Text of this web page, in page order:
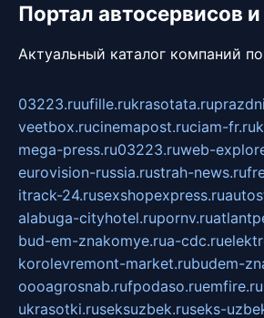
Портал автосервисов
Актуальный каталог компаний
03223.ruufille.rukrasotata.ru
veetbox.rucinemapost.ruciam-fr.ru
mega-press.ru03223.ruweb-
eurovision-russia.rustrah-news.ru
itrack-24.rusexshopexpress.ru
alabuga-cityhotel.rupornv.ru
bud-em-znakomye.rua-cdc.ru
korolevremont-market.rubudem-
oooagrosnab.rufpodaso.ruemfire.ru
ukrasotki.ruseksuzbek.ruseks-